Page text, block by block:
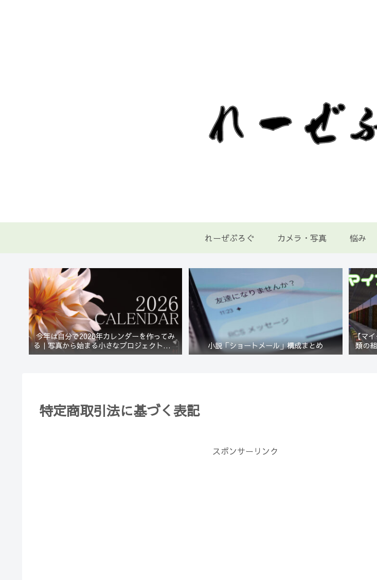
れーぜぶろぐ カメラ・写真 悩み
今年は自分で2026年カレンダーを作ってみ
る｜写真から始まる小さなプロジェクト【一
灯花】
小説「ショートメール」構成まとめ
【マ
類の
特定商取引法に基づく表記
スポンサーリンク